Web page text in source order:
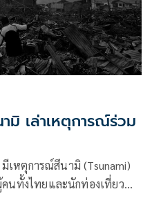
มิ เล่าเหตุการณ์ร่วม
หตุการณ์สึนามิ (Tsunami)
นทั้งไทยและนักท่องเที่ยว